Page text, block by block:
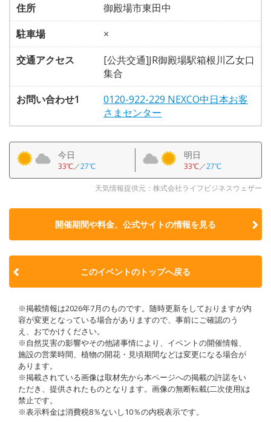
住所
御殿場市東田中
駐車場
×
交通アクセス
[公共交通]JR御殿場駅箱根川乙女口
集合
お問い合わせ1
0120-922-229 NEXCO中日本お客
さまセンター
今日
33℃／27℃
明日
33℃／27℃
天気情報提供元：株式会社ライフビジネスウェザー
開催期間や料金、公式サイトの情報を見る
このイベントのトップへ戻る
※掲載情報は2026年7月のものです。随時更新をしておりますが内
容が変更となっている場合がありますので、事前にご確認のう
え、おでかけください。
※自然災害の影響やその他諸事情により、イベントの開催情報、
施設の営業時間、植物の開花・見頃期間などは変更になる場合が
あります。
※掲載されている画像は取材先から本ページへの掲載の許諾をい
ただき、提供されたものとなります。画像の無断転載(二次使用)は
禁止です。
※表示料金は消費税8％ないし10％の内税表示です。